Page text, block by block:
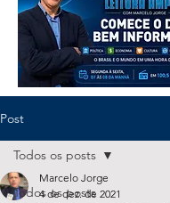
Post
Todos os posts
Todos os posts
Marcelo Jorge
4 de dez. de 2021